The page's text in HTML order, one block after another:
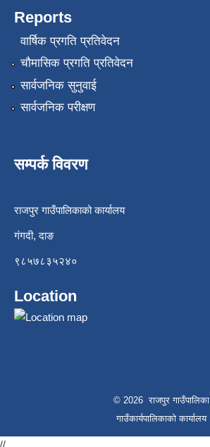
Reports
वार्षिक प्रगति प्रतिवेदन
चौमासिक प्रगति प्रतिवेदन
सार्वजनिक सुनुवाई
सार्वजनिक परीक्षण
सम्पर्क विवरण
राजपुर गाउँपालिकाको कार्यालय
गंगदी, दाङ
९८५७८३५२४०
Location
© 2026 राजपुर गाउँपालिका
गाउँकार्यपालिकाको कार्यालय
//